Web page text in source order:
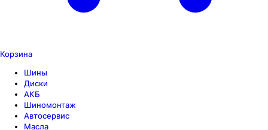
Корзина
Шины
Диски
АКБ
Шиномонтаж
Автосервис
Масла